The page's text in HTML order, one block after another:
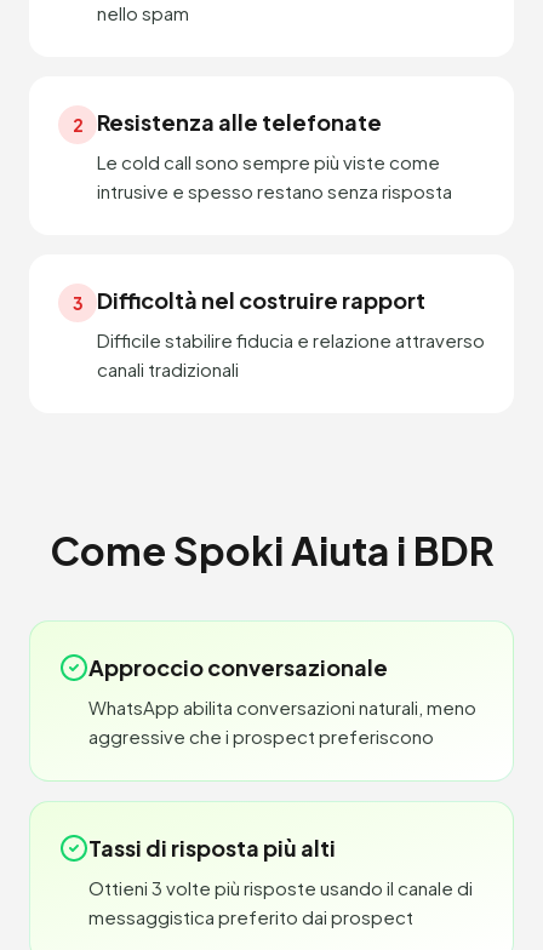
nello spam
2 Resistenza alle telefonate
Le cold call sono sempre più viste come
intrusive e spesso restano senza risposta
3 Difficoltà nel costruire rapport
Difficile stabilire fiducia e relazione attraverso
canali tradizionali
Come Spoki Aiuta i BDR
Approccio conversazionale
WhatsApp abilita conversazioni naturali, meno
aggressive che i prospect preferiscono
Tassi di risposta più alti
Ottieni 3 volte più risposte usando il canale di
messaggistica preferito dai prospect